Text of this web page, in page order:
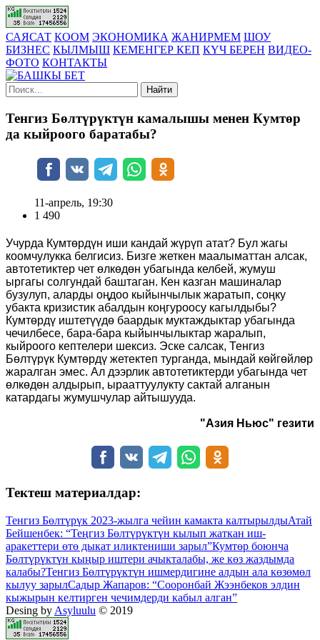
САЯСАТ КООМ ЭКОНОМИКА ЖАНИРМЕМ ШОУ
БИЗНЕС КЫЛМЫШ КЕМЕНГЕР КЕП КҮЧ БЕРЕН ВИДЕО-
ФОТО КОНТАКТЫ
Найти
Тенгиз Бөлтүрүктүн камалышы менен Кумтөр
да кыйроого баратабы?
11-апрель, 19:30
1 490
Учурда Кумтөрдүн иши кандай жүрүп атат? Бул жагы
коомчулукка белгисиз. Бизге жеткен маалыматтан алсак,
автотетиктер чет өлкөдөн убагында келбей, жумуш
ыргагы солгундай баштаган. Кен казган машиналар
бузулуп, аларды оңдоо кыйынчылык жаратып, соңку
убакта кризистик абалдын коңгуроосу кагылдыбы?
Кумтөрдү иштетүүдө баардык муктаждыктар убагында
чечилбесе, бара-бара кыйынчылыктар жаралып,
кыйроого кептелери шексиз. Эске салсак, Тенгиз
Бөлтүрүк Кумтөрдү жетектеп турганда, мындай көйгөйлөр
жаралган эмес. Ал дээрлик автотетиктерди убагында чет
өлкөдөн алдырып, ырааттуулукту сактай алганын
катардагы жумушчулар айтышууда.
"Азия Ньюс" гезити
Тектеш материалдар:
Тенгиз Бөлтүрүк 2023-жылга чейин камакта калтырылдыАтай
Бейшенбек: “Теңгиз Бөлтүрүктүн кылып жаткан иш-
аракеттери өтө дыкат иликтениши зарыл”Кумтөр боюнча
Бөлтүрүктүн кыңыр иштери ачыкталабы, же көз жаздымда
калабы?Тенгиз Бөлтүрүктүн ишмердигине алдын ала көзөмөл
кылуу зарылСадыр Жапаров: “Сооронбай Жээнбеков элдин
кыжырын келтирген чечимдерди кабыл алган”
Desing by Asyluulu © 2019